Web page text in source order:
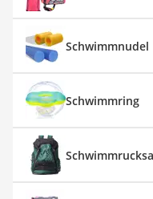
Schwimmnudel
Schwimmring